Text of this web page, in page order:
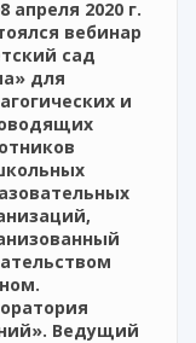
апреля 2020 г.
вебинар
сад
для
и
Ведущий